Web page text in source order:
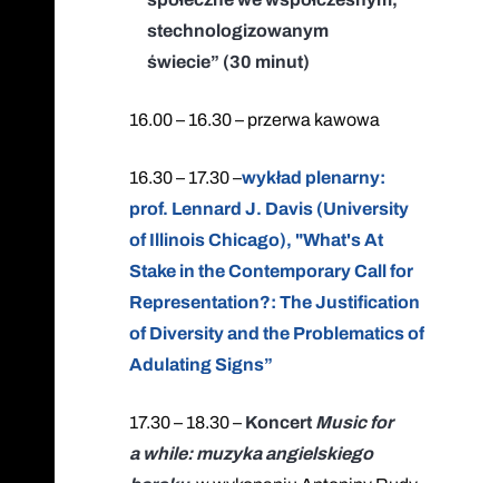
stechnologizowanym
świecie” (30 minut)
16.00 – 16.30 – przerwa kawowa
16.30 – 17.30 –wykład plenarny:
prof. Lennard J. Davis (University
of Illinois Chicago), "What's At
Stake in the Contemporary Call for
Representation?: The Justification
of Diversity and the Problematics of
Adulating Signs”
17.30 – 18.30 – Koncert Music for
a while: muzyka angielskiego